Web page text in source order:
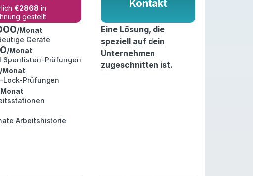
€2868 in
gestellt
/Monat
Geräte
/Monat
Sperrlisten-Prüfungen
/Monat
Lock-Prüfungen
Arbeitshistorie
Kontakt
Eine Lösung, die
speziell auf dein
Unternehmen
zugeschnitten ist.